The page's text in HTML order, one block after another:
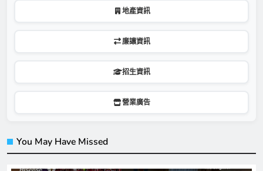
地產資訊
廉讓資訊
招生資訊
營業廣告
You May Have Missed